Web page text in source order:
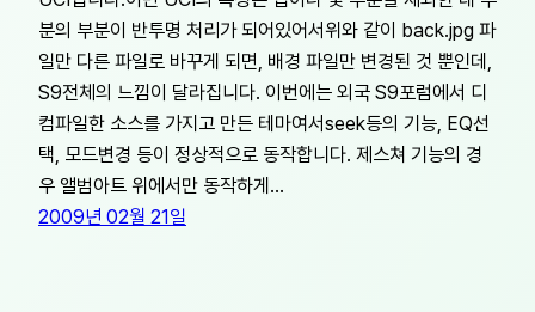
분의 부분이 반투명 처리가 되어있어서위와 같이 back.jpg 파
일만 다른 파일로 바꾸게 되면, 배경 파일만 변경된 것 뿐인데,
S9전체의 느낌이 달라집니다. 이번에는 외국 S9포럼에서 디
컴파일한 소스를 가지고 만든 테마여서seek등의 기능, EQ선
택, 모드변경 등이 정상적으로 동작합니다. 제스쳐 기능의 경
우 앨범아트 위에서만 동작하게…
2009년 02월 21일